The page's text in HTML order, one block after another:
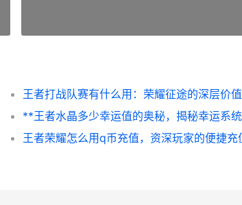
王者打战队赛有什么用：荣耀征途的深层价值